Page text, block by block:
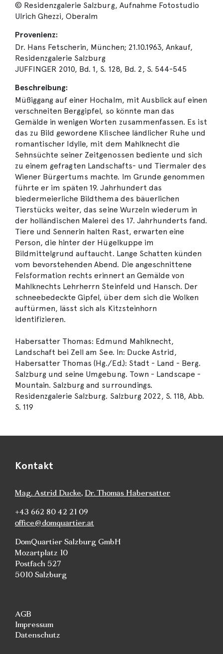
© Residenzgalerie Salzburg, Aufnahme Fotostudio
Ulrich Ghezzi, Oberalm
Provenienz:
Dr. Hans Fetscherin, München; 21.10.1963, Ankauf,
Residenzgalerie Salzburg
JUFFINGER 2010, Bd. 1, S. 128, Bd. 2, S. 544-545
Beschreibung:
Müßiggang auf einer Hochalm, mit Ausblick auf einen
verschneiten Berggipfel, so könnte man das
Gemälde in wenigen Worten zusammenfassen. Es ist
das zu Bild gewordene Klischee ländlicher Ruhe und
romantischer Idylle, mit dem Mahlknecht die
Sehnsüchte seiner Zeitgenossen bediente und sich
zu einem gefragten Landschafts- und Tiermaler des
Wiener Bürgertums machte. Im Grunde genommen
führte er im späten 19. Jahrhundert das
biedermeierliche Bildthema des bäuerlichen
Tierstücks weiter, das seine Wurzeln wiederum in
der holländischen Malerei des 17. Jahrhunderts fand.
Tiere und Sennerin halten Rast, erwarten eine
Person, die hinter der Hügelkuppe im
Bildmittelgrund auftaucht. Lange Schatten künden
vom bevorstehenden Abend. Die angeschnittene
Felsformation rechts erinnert an Gemälde von
Mahlknechts Lehrherrn Steinfeld und Hansch. Der
schneebedeckte Gipfel, über dem sich die Wolken
auftürmen, lässt sich als Kitzsteinhorn
identifizieren.
Habersatter Thomas: Edmund Mahlknecht,
Landschaft bei Zell am See. In: Ducke Astrid,
Habersatter Thomas (Hg./Ed.): Stadt - Land - Berg.
Salzburg und seine Umgebung. Town - Landscape -
Mountain. Salzburg and surroundings.
Residenzgalerie Salzburg. Salzburg 2022, S. 118, Abb.
S. 119
Kontakt
Mag. Astrid Ducke, Dr. Thomas Habersatter
+43 662 80 42 21 09
office@domquartier.at
DomQuartier Salzburg GmbH
Mozartplatz 10
Postfach 527
5010 Salzburg
AGB
Impressum
Datenschutz